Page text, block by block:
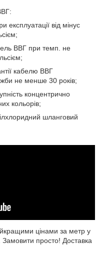
експлуатації від мінус
ВВГ при темп. не
кабелю ВВГ
не менше 30 років;
концентрично
кольорів;
шланговий
цінами за метр у
просто! Доставка